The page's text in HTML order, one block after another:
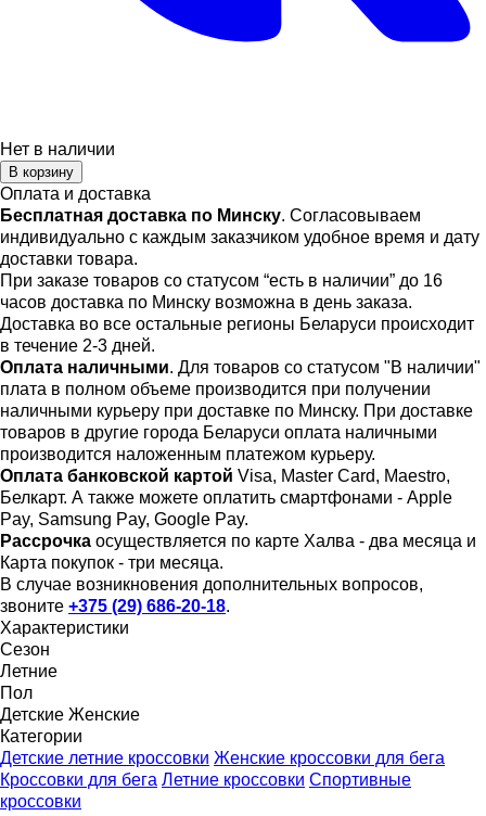
Нет в наличии
В корзину
Оплата и доставка
Бесплатная доставка по Минску. Согласовываем
индивидуально с каждым заказчиком удобное время и дату
доставки товара.
При заказе товаров со статусом “есть в наличии” до 16
часов доставка по Минску возможна в день заказа.
Доставка во все остальные регионы Беларуси происходит
в течение 2-3 дней.
Оплата наличными. Для товаров со статусом "В наличии"
плата в полном объеме производится при получении
наличными курьеру при доставке по Минску. При доставке
товаров в другие города Беларуси оплата наличными
производится наложенным платежом курьеру.
Оплата банковской картой Visa, Master Card, Maestro,
Белкарт. А также можете оплатить смартфонами - Apple
Pay, Samsung Pay, Google Pay.
Рассрочка осуществляется по карте Халва - два месяца и
Карта покупок - три месяца.
В случае возникновения дополнительных вопросов,
звоните +375 (29) 686-20-18.
Характеристики
Сезон
Летние
Пол
Детские Женские
Категории
Детские летние кроссовки Женские кроссовки для бега
Кроссовки для бега Летние кроссовки Спортивные
кроссовки